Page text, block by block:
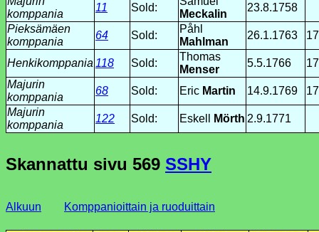
komppania
11 Sold:
Meckalin
23.8.1758
Pieksämäen
komppania
64 Sold:
Påhl
Mahlman
26.1.1763
Henkikomppania 118 Sold:
Thomas
Menser
5.5.1766
Majurin
komppania
68 Sold: Eric Martin 14.9.1769
Majurin
komppania
122 Sold: Eskell Mörth 2.9.1771
Skannattu sivu 569 SSHY
Alkuun Komppanioittain ja ruoduittain